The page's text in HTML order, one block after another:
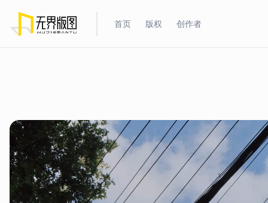
首页 版权 创作者